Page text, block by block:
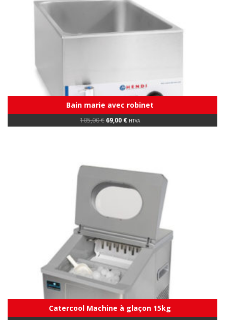
Bain marie avec robinet
105,00€ Original
price
69,00 €Current
price
HTVA
Catercool Machine à glaçon 15kg